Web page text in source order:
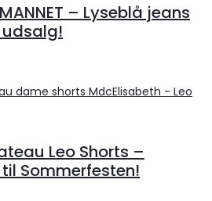
– Lyseblå jeans
Leo Shorts –
Sommerfesten!